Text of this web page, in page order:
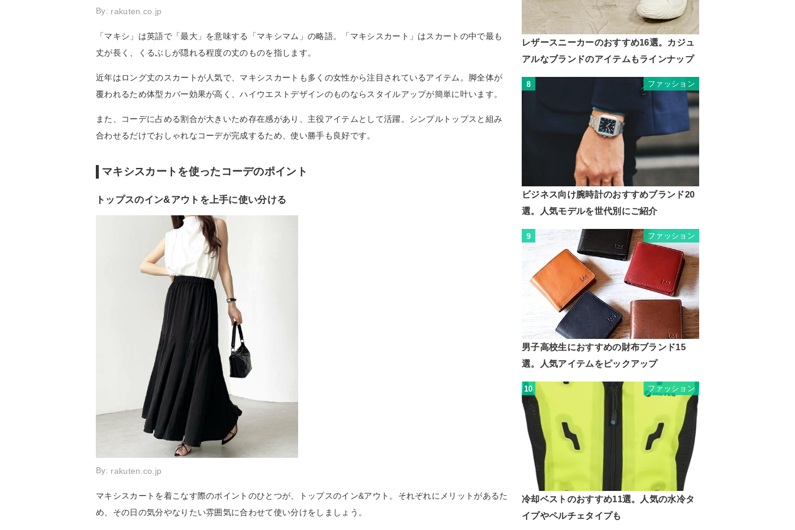
By: rakuten.co.jp
「マキシ」は英語で「最大」を意味する「マキシマム」の略語。「マキシスカート」はスカートの中で最も
丈が長く、くるぶしが隠れる程度の丈のものを指します。
近年はロング丈のスカートが人気で、マキシスカートも多くの女性から注目されているアイテム。脚全体が
覆われるため体型カバー効果が高く、ハイウエストデザインのものならスタイルアップが簡単に叶います。
また、コーデに占める割合が大きいため存在感があり、主役アイテムとして活躍。シンプルトップスと組み
合わせるだけでおしゃれなコーデが完成するため、使い勝手も良好です。
マキシスカートを使ったコーデのポイント
トップスのイン&アウトを上手に使い分ける
By: rakuten.co.jp
マキシスカートを着こなす際のポイントのひとつが、トップスのイン&アウト。それぞれにメリットがあるた
め、その日の気分やなりたい雰囲気に合わせて使い分けをしましょう。
レザースニーカーのおすすめ16選。カジュ
アルなブランドのアイテムもラインナップ
8 ファッション
ビジネス向け腕時計のおすすめブランド20
選。人気モデルを世代別にご紹介
9 ファッション
男子高校生におすすめの財布ブランド15
選。人気アイテムをピックアップ
10 ファッション
冷却ベストのおすすめ11選。人気の水冷タ
イプやペルチェタイプも